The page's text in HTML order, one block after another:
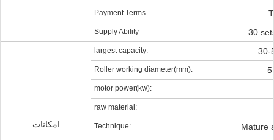
Payment Terms
Supply Ability 30
امکانات
largest capacity: 30-
Roller working diameter(mm):
motor power(kw):
raw material:
Technique: Mature